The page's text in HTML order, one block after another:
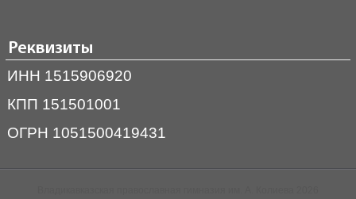
Реквизиты
ИНН 1515906920
КПП 151501001
ОГРН 1051500419431